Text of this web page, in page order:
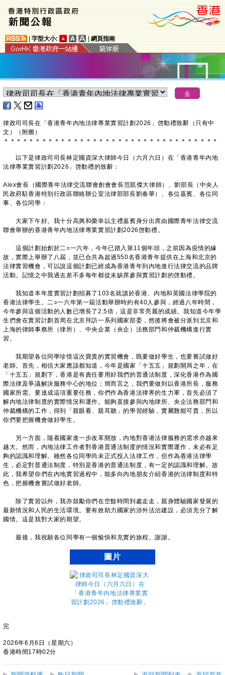
字型大小: 網頁指南
律政司司長在「香港青年內地法律專業實習計劃2026」啓動禮致辭（只有中
文）（附圖）
＊ ＊ ＊ ＊ ＊ ＊ ＊ ＊ ＊ ＊ ＊ ＊ ＊ ＊ ＊ ＊ ＊ ＊ ＊ ＊ ＊ ＊ ＊ ＊ ＊ ＊ ＊ ＊ ＊ ＊ ＊ ＊ ＊ ＊
以下是律政司司長林定國資深大律師今日（六月六日）在「香港青年內地
法律專業實習計劃2026」啓動禮的致辭：
Alex會長（國際青年法律交流聯會創會會長范凱傑大律師）、劉部長（中央人
民政府駐香港特別行政區聯絡辦公室法律部部長劉春華）、各位嘉賓、各位同
事、各位同學：
大家下午好。我十分高興和榮幸以主禮嘉賓身分出席由國際青年法律交流
聯會舉辦的香港青年內地法律專業實習計劃2026啓動禮。
這個計劃始創於二○一六年，今年已踏入第11個年頭，之前因為疫情的緣
故，實際上舉辦了八屆，並已合共為超過550名香港青年提供在上海和北京的
法律實習機會，可以說這個計劃已經成為香港青年到內地進行法律交流的品牌
活動。記憶之中我過去差不多每年都從未缺席參與實習計劃的啓動禮。
我知道本年度實習計劃招募了103名就讀於香港、內地和英國法律學院的
香港法律學生。二○一六年第一屆活動舉辦時約有40人參與，經過八年時間，
今年參與這個活動的人數已增長了2.5倍，這是非常亮麗的成績。我知道今年學
生們會在實習計劃首周在北京拜訪一系列國家部委，然後將會被分派到北京和
上海的律師事務所（律所）、中央企業（央企）法務部門和仲裁機構進行實
習。
我期望各位同學珍惜這次寶貴的實習機會，既要做好學生，也要嘗試做好
老師。首先，相信大家應該都知道，今年是國家「十五五」規劃開局之年，在
「十五五」規劃下，香港是有責任要用好我們的普通法制度，深化香港作為國
際法律及爭議解決服務中心的地位；簡而言之，我們要做到以香港所長，服務
國家所需。要達成這項重要任務，你們作為香港法律界的生力軍，首先必須了
解內地法律制度的實際情況和運作。能夠直接參與內地律所、央企法務部門和
仲裁機構的工作，得到「親眼看、親耳聽」的學習經驗，實屬難能可貴，所以
你們要把握機會做好學生。
另一方面，隨着國家進一步改革開放，內地對香港法律服務的需求亦越來
越大。然而，內地法律工作者對香港普通法制度的情況和實際運作，未必有足
夠的認識和理解。雖然各位同學尚未正式投入法律工作，但作為香港法律學
生，必定對普通法制度，特別是香港的普通法制度，有一定的認識和理解。故
此，我希望你們在內地實習過程中，能多向內地朋友介紹香港的法律制度和特
色，把握機會嘗試做好老師。
除了實習以外，我亦鼓勵你們在空餘時間到處走走，親身體驗國家發展的
最新情況和人民的生活環境。要有效助力國家的涉外法治建設，必須充分了解
國情。這是我對大家的期望。
最後，我祝願各位同學有一個愉快和充實的旅程。謝謝。
圖片
完
2026年6月6日（星期六）
香港時間17時02分